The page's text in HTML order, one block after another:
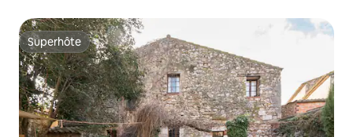
Superhôte
Superhôte